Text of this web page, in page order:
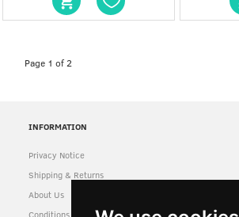
Page 1 of 2
INFORMATION
Privacy Notice
Shipping & Returns
About Us
Conditions of Use